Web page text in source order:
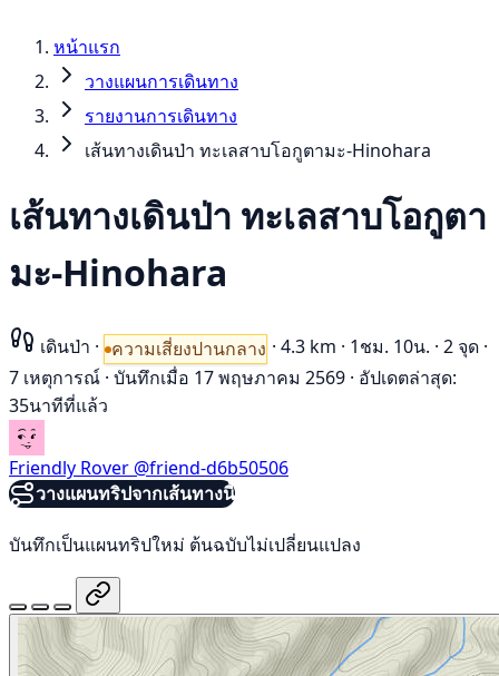
หน้าแรก
วางแผนการเดินทาง
รายงานการเดินทาง
เส้นทางเดินป่า ทะเลสาบโอกูตามะ-Hinohara
เส้นทางเดินป่า ทะเลสาบโอกูตา
มะ-Hinohara
เดินป่า · ความเสี่ยงปานกลาง · 4.3 km · 1ชม. 10น. · 2 จุด ·
7 เหตุการณ์ · บันทึกเมื่อ 17 พฤษภาคม 2569 · อัปเดตล่าสุด:
35นาทีที่แล้ว
Friendly Rover @friend-d6b50506
วางแผนทริปจากเส้นทางนี้
บันทึกเป็นแผนทริปใหม่ ต้นฉบับไม่เปลี่ยนแปลง